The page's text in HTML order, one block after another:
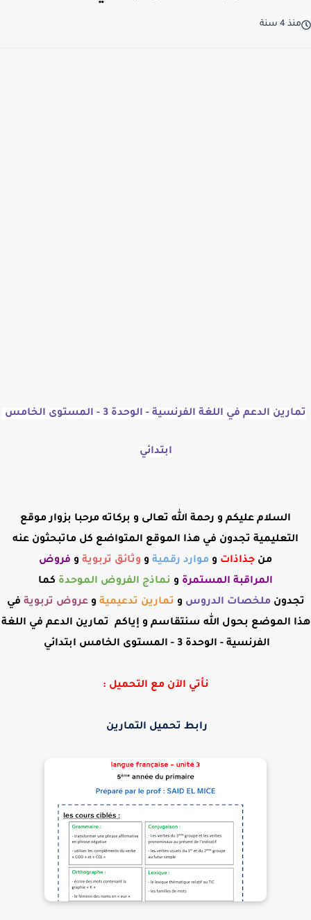
منذ 4 سنة
ابتدائي
السلام عليكم و رحمة الله تعالى و بركاته مرحبا بزوار موقع
التعليمية تجدون في هذا الموقع المتواضع كل ماتبحثون عنه
من جذاذات و موارد رقمية و وثائق تربوية و فروض
المراقبة المستمرة و نماذج الفروض الموحدة كما
تجدونملخصات الدروس و تمارين تدعيمية وعروض تربوية في
هذا الموضع بحول الله سنتقاسم و إياكم تمارين الدعم في اللغة
الفرنسية - الوحدة 3 - المستوى الخامس ابتدائي
نأتي الآن مع التحميل :
رابط تحميل التمارين